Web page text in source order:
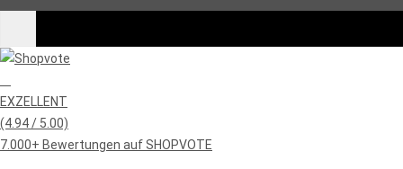
EXZELLENT
(4.94 / 5.00)
7.000+ Bewertungen auf SHOPVOTE